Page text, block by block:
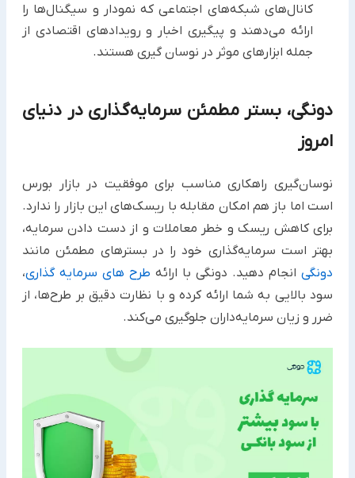
کانال‌های شبکه‌های اجتماعی که نمودار و سیگنال‌ها را
ارائه می‌دهند و پیگیری اخبار و رویدادهای اقتصادی از
جمله ابزارهای موثر در نوسان گیری هستند.
دونگی، بستر مطمئن سرمایه‌گذاری در دنیای
امروز
نوسان‌گیری راهکاری مناسب برای موفقیت در بازار بورس
است اما باز هم امکان مقابله با ریسک‌های این بازار را ندارد.
برای کاهش ریسک و خطر معاملات و از دست دادن سرمایه،
بهتر است سرمایه‌گذاری خود را در بسترهای مطمئن مانند
دونگی انجام دهید. دونگی با ارائه طرح‌ های سرمایه گذاری،
سود بالایی به شما ارائه کرده و با نظارت دقیق بر طرح‌ها، از
ضرر و زیان سرمایه‌داران جلوگیری می‌کند.